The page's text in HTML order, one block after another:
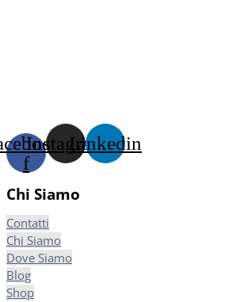
f
InstagramLinkedin
Chi Siamo
Contatti
Chi Siamo
Dove Siamo
Blog
Shop